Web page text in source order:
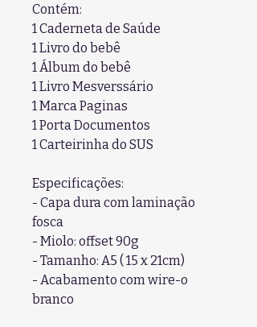
Contém:
1 Caderneta de Saúde
1 Livro do bebê
1 Álbum do bebê
1 Livro Mesverssário
1 Marca Paginas
1 Porta Documentos
1 Carteirinha do SUS
Especificações:
- Capa dura com laminação
fosca
- Miolo: offset 90g
- Tamanho: A5 ( 15 x 21cm)
- Acabamento com wire-o
branco